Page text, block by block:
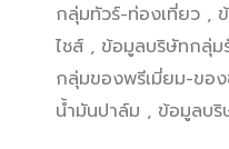
กลุ่มทัวร์-ท่องเที่ยว ,
ไชส์ , ข้อมูลบริษัทกลุ่
กลุ่มของพรีเมี่ยม-ขอ
น้ำมันปาล์ม , ข้อมูลบริ